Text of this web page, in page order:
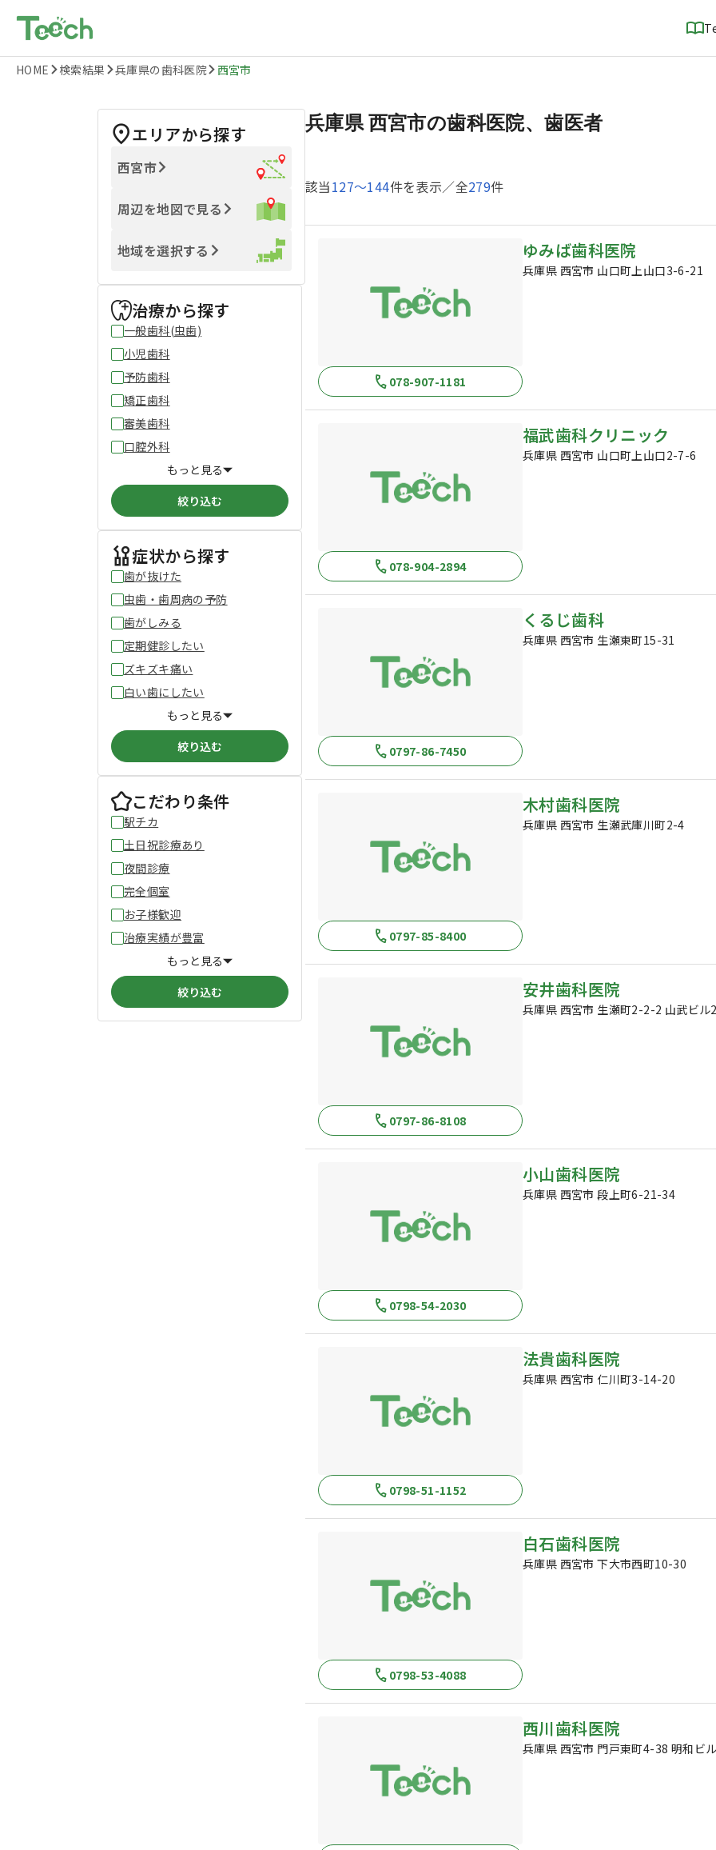
HOME 検索結果 兵庫県の歯科医院 西宮市
エリアから探す
西宮市
周辺を地図で見る
地域を選択する
治療から探す
一般歯科(虫歯)
小児歯科
予防歯科
矯正歯科
審美歯科
口腔外科
もっと見る
絞り込む
症状から探す
歯が抜けた
虫歯・歯周病の予防
歯がしみる
定期健診したい
ズキズキ痛い
白い歯にしたい
もっと見る
絞り込む
こだわり条件
駅チカ
土日祝診療あり
夜間診療
完全個室
お子様歓迎
治療実績が豊富
もっと見る
絞り込む
兵庫県 西宮市の歯科医院、歯医者
該当127〜144件を表示／全279件
078-907-1181
ゆみば歯科医院
兵庫県 西宮市 山口町上山口3-6-21
078-904-2894
福武歯科クリニック
兵庫県 西宮市 山口町上山口2-7-6
0797-86-7450
くるじ歯科
兵庫県 西宮市 生瀬東町15-31
0797-85-8400
木村歯科医院
兵庫県 西宮市 生瀬武庫川町2-4
0797-86-8108
安井歯科医院
兵庫県 西宮市 生瀬町2-2-2 山武ビル
0798-54-2030
小山歯科医院
兵庫県 西宮市 段上町6-21-34
0798-51-1152
法貴歯科医院
兵庫県 西宮市 仁川町3-14-20
0798-53-4088
白石歯科医院
兵庫県 西宮市 下大市西町10-30
西川歯科医院
兵庫県 西宮市 門戸東町4-38 明和ビ